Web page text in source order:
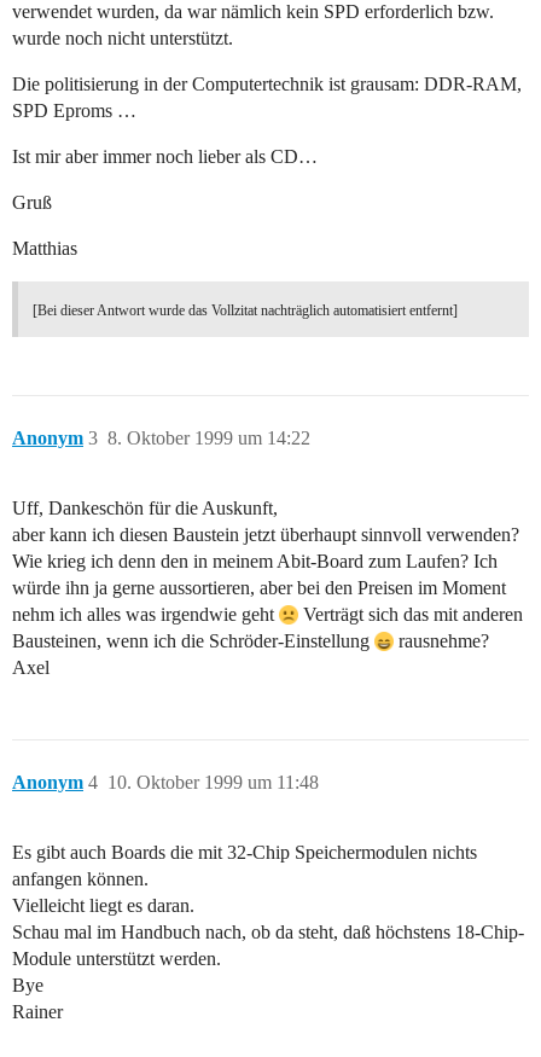
verwendet wurden, da war nämlich kein SPD erforderlich bzw.
wurde noch nicht unterstützt.
Die politisierung in der Computertechnik ist grausam: DDR-RAM,
SPD Eproms …
Ist mir aber immer noch lieber als CD…
Gruß
Matthias
[Bei dieser Antwort wurde das Vollzitat nachträglich automatisiert entfernt]
Anonym 8. Oktober 1999 um 14:22
3
Uff, Dankeschön für die Auskunft,
aber kann ich diesen Baustein jetzt überhaupt sinnvoll verwenden?
Wie krieg ich denn den in meinem Abit-Board zum Laufen? Ich
würde ihn ja gerne aussortieren, aber bei den Preisen im Moment
nehm ich alles was irgendwie geht
Verträgt sich das mit anderen
Bausteinen, wenn ich die Schröder-Einstellung
rausnehme?
Axel
Anonym 10. Oktober 1999 um 11:48
4
Es gibt auch Boards die mit 32-Chip Speichermodulen nichts
anfangen können.
Vielleicht liegt es daran.
Schau mal im Handbuch nach, ob da steht, daß höchstens 18-Chip-
Module unterstützt werden.
Bye
Rainer